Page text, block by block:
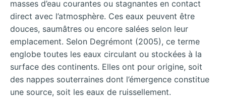
masses d’eau courantes ou stagnantes en contact
direct avec l’atmosphère. Ces eaux peuvent être
douces, saumâtres ou encore salées selon leur
emplacement. Selon Degrémont (2005), ce terme
englobe toutes les eaux circulant ou stockées à la
surface des continents. Elles ont pour origine, soit
des nappes souterraines dont l’émergence constitue
une source, soit les eaux de ruissellement.